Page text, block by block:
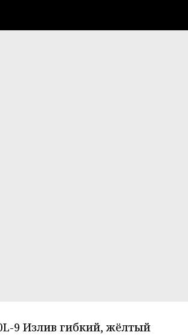
9 Излив гибкий, жёлтый